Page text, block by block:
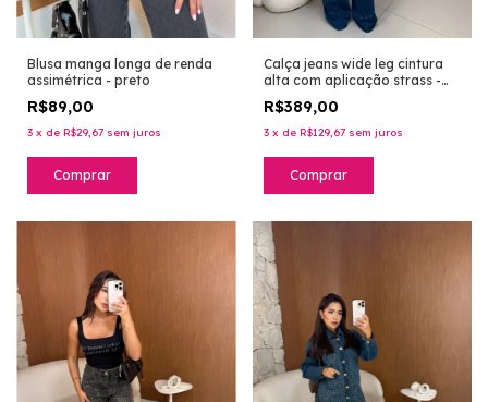
Blusa manga longa de renda
assimétrica - preto
R$89,00
3 x de R$29,67 sem juros
Comprar
Calça jeans wide leg cintura
alta com aplicação strass -
R$389,00
3 x de R$129,67 sem juros
Comprar